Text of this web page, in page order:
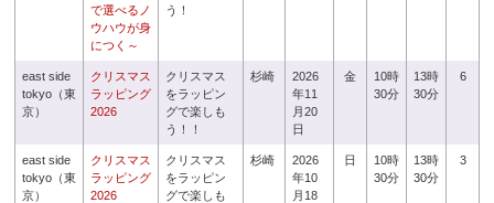
で選べるノ
ウハウが身
につく～
う！
east side
tokyo（東
京）
クリスマス
ラッピング
2026
クリスマス
をラッピン
グで楽しも
う！！
杉崎
2026
年11
月20
日
金
10時
30分
13時
30分
6
east side
tokyo（東
京）
クリスマス
ラッピング
2026
クリスマス
をラッピン
グで楽しも
杉崎
2026
年10
月18
日
10時
30分
13時
30分
3